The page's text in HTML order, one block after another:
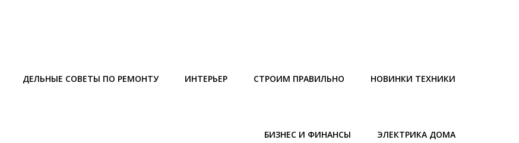
ДЕЛЬНЫЕ СОВЕТЫ ПО РЕМОНТУ ИНТЕРЬЕР СТРОИМ ПРАВИЛЬНО НОВИНКИ ТЕХНИКИ
БИЗНЕС И ФИНАНСЫ ЭЛЕКТРИКА ДОМА